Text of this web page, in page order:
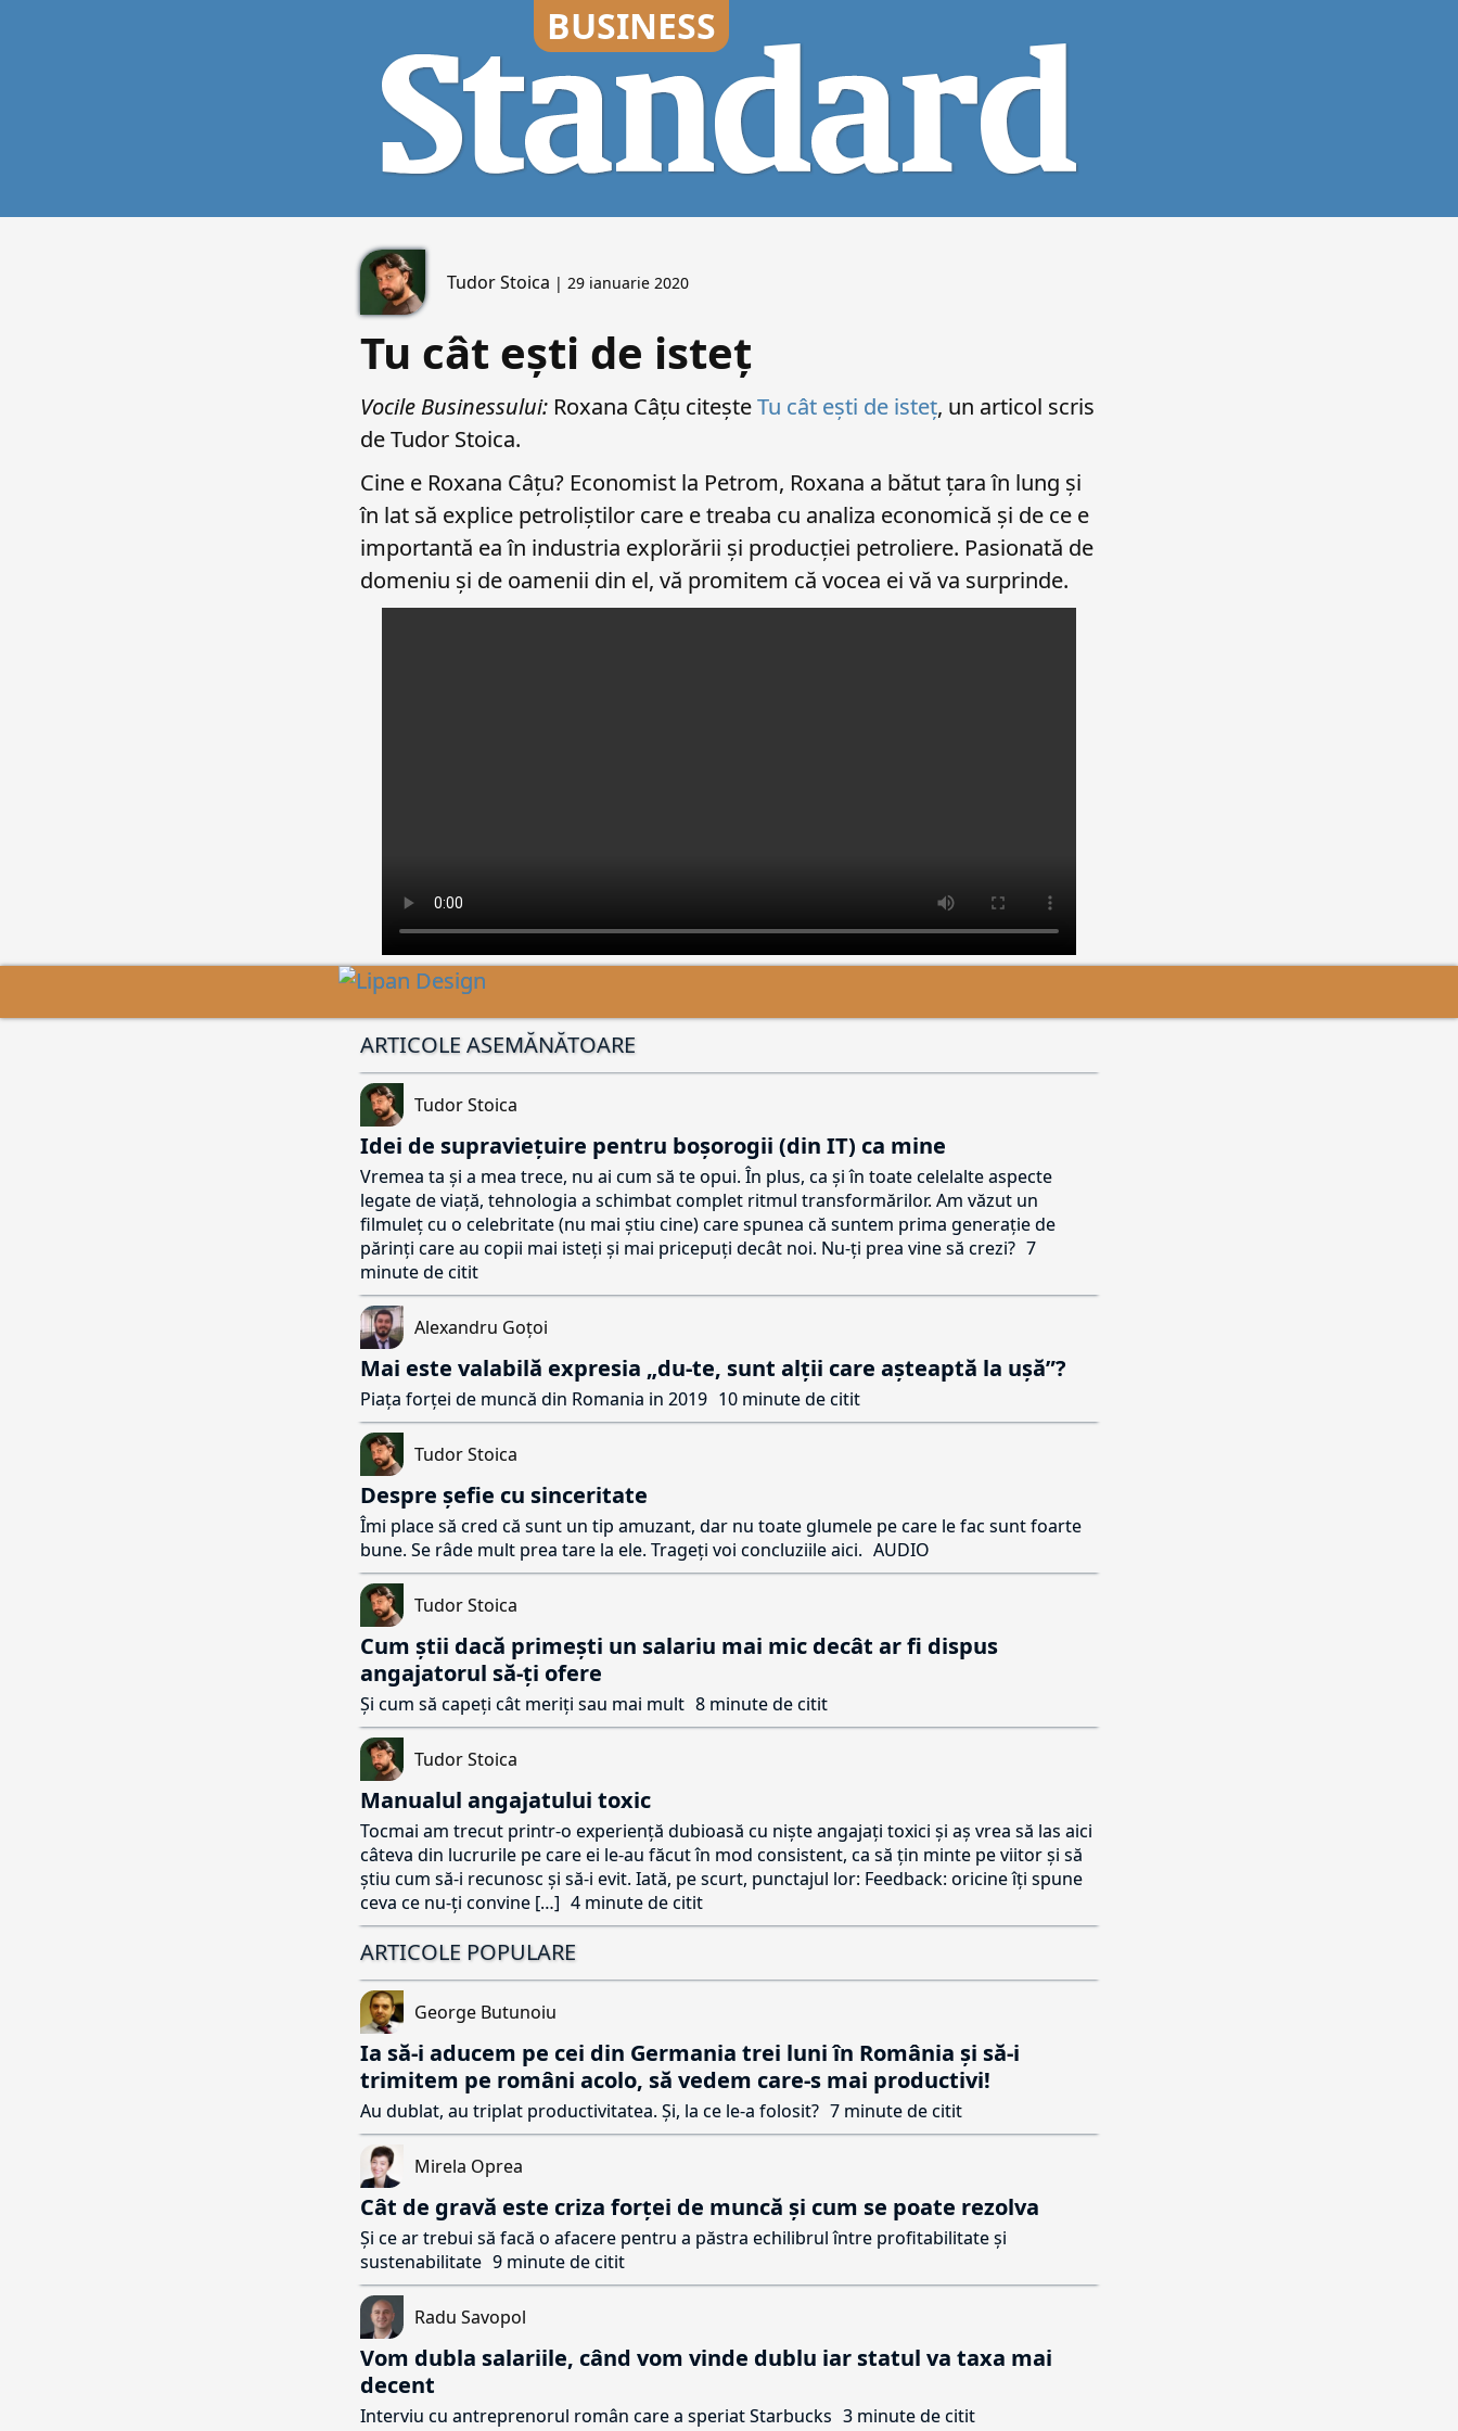
Tudor Stoica | 29 ianuarie 2020
Tu cât ești de isteț
Vocile Businessului: Roxana Câțu citeșteTu cât ești de isteț, un articol scris
de Tudor Stoica.
Cine e Roxana Câțu? Economist la Petrom, Roxana a bătut țara în lung și
în lat să explice petroliștilor care e treaba cu analiza economică și de ce e
importantă ea în industria explorării și producției petroliere. Pasionată de
domeniu și de oamenii din el, vă promitem că vocea ei vă va surprinde.
ARTICOLE ASEMĂNĂTOARE
Tudor Stoica
Idei de supraviețuire pentru boșorogii (din IT) ca mine
Vremea ta și a mea trece, nu ai cum să te opui. În plus, ca și în toate celelalte aspecte
legate de viață, tehnologia a schimbat complet ritmul transformărilor. Am văzut un
filmuleț cu o celebritate (nu mai știu cine) care spunea că suntem prima generație de
părinți care au copii mai isteți și mai pricepuți decât noi. Nu-ți prea vine să crezi? 7
minute de citit
Alexandru Goțoi
Mai este valabilă expresia „du-te, sunt alții care așteaptă la ușă”?
Piața forței de muncă din Romania in 2019 10 minute de citit
Tudor Stoica
Despre șefie cu sinceritate
Îmi place să cred că sunt un tip amuzant, dar nu toate glumele pe care le fac sunt foarte
bune. Se râde mult prea tare la ele. Trageți voi concluziile aici. AUDIO
Tudor Stoica
Cum știi dacă primești un salariu mai mic decât ar fi dispus
angajatorul să-ți ofere
Și cum să capeți cât meriți sau mai mult 8 minute de citit
Tudor Stoica
Manualul angajatului toxic
Tocmai am trecut printr-o experiență dubioasă cu niște angajați toxici și aș vrea să las aici
câteva din lucrurile pe care ei le-au făcut în mod consistent, ca să țin minte pe viitor și să
știu cum să-i recunosc și să-i evit. Iată, pe scurt, punctajul lor: Feedback: oricine îți spune
ceva ce nu-ți convine […] 4 minute de citit
ARTICOLE POPULARE
George Butunoiu
Ia să-i aducem pe cei din Germania trei luni în România și să-i
trimitem pe români acolo, să vedem care-s mai productivi!
Au dublat, au triplat productivitatea. Și, la ce le-a folosit? 7 minute de citit
Mirela Oprea
Cât de gravă este criza forței de muncă și cum se poate rezolva
Și ce ar trebui să facă o afacere pentru a păstra echilibrul între profitabilitate și
sustenabilitate 9 minute de citit
Radu Savopol
Vom dubla salariile, când vom vinde dublu iar statul va taxa mai
decent
Interviu cu antreprenorul român care a speriat Starbucks 3 minute de citit